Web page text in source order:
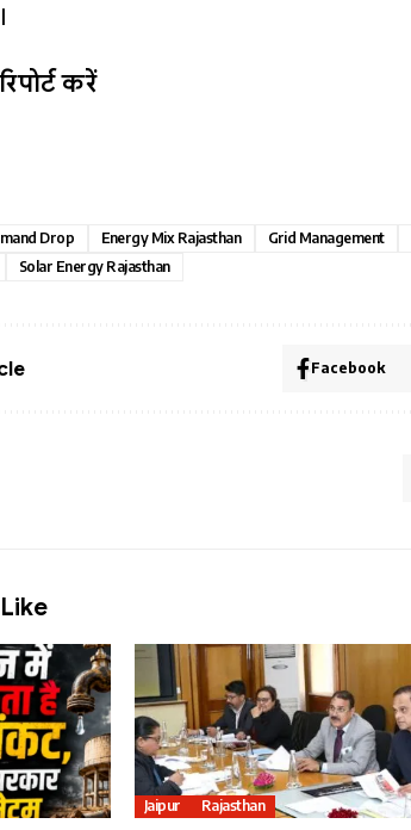
करें
Drop Energy Mix Rajasthan Grid Management
Solar Energy Rajasthan
Facebook
Jaipur Rajasthan